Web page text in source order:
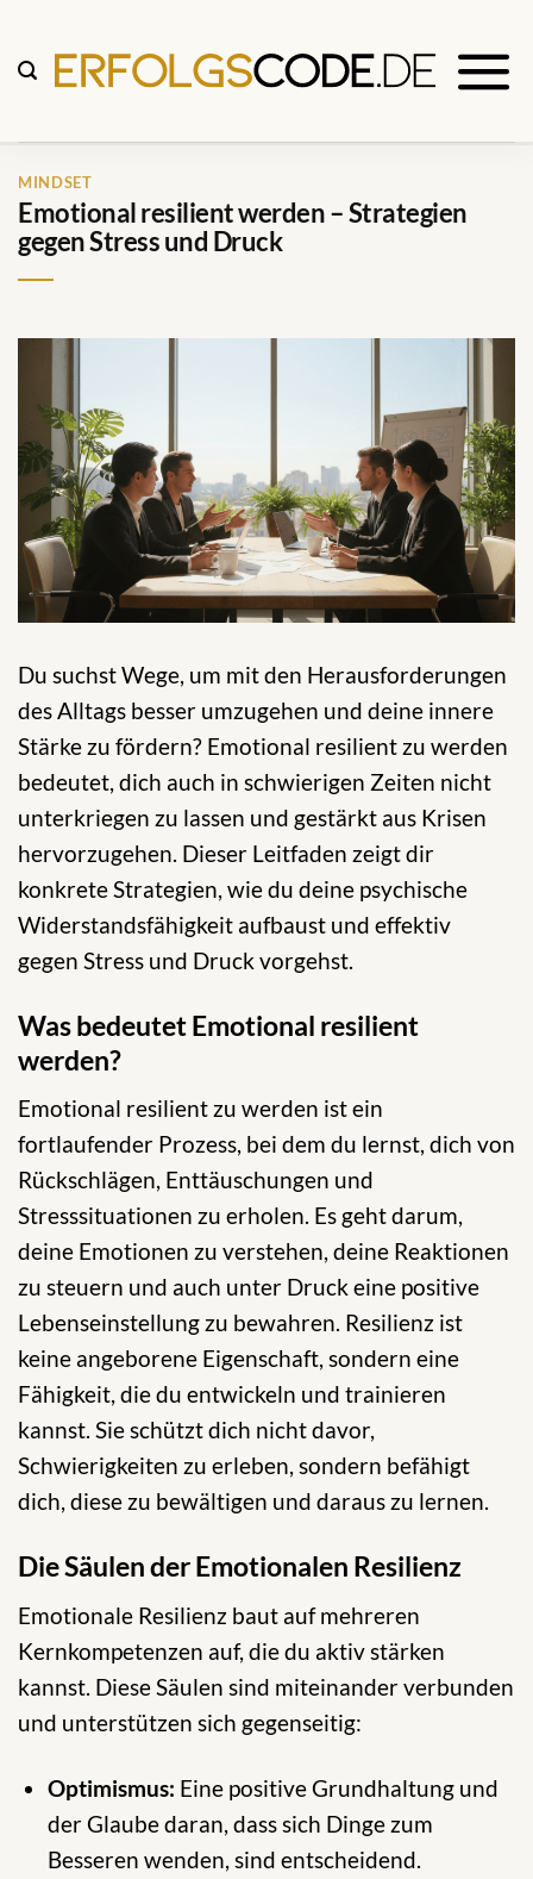
Inhalt
springen
MINDSET
Emotional resilient werden – Strategien
gegen Stress und Druck
Du suchst Wege, um mit den Herausforderungen
des Alltags besser umzugehen und deine innere
Stärke zu fördern? Emotional resilient zu werden
bedeutet, dich auch in schwierigen Zeiten nicht
unterkriegen zu lassen und gestärkt aus Krisen
hervorzugehen. Dieser Leitfaden zeigt dir
konkrete Strategien, wie du deine psychische
Widerstandsfähigkeit aufbaust und effektiv
gegen Stress und Druck vorgehst.
Was bedeutet Emotional resilient
werden?
Emotional resilient zu werden ist ein
fortlaufender Prozess, bei dem du lernst, dich von
Rückschlägen, Enttäuschungen und
Stresssituationen zu erholen. Es geht darum,
deine Emotionen zu verstehen, deine Reaktionen
zu steuern und auch unter Druck eine positive
Lebenseinstellung zu bewahren. Resilienz ist
keine angeborene Eigenschaft, sondern eine
Fähigkeit, die du entwickeln und trainieren
kannst. Sie schützt dich nicht davor,
Schwierigkeiten zu erleben, sondern befähigt
dich, diese zu bewältigen und daraus zu lernen.
Die Säulen der Emotionalen Resilienz
Emotionale Resilienz baut auf mehreren
Kernkompetenzen auf, die du aktiv stärken
kannst. Diese Säulen sind miteinander verbunden
und unterstützen sich gegenseitig:
Optimismus: Eine positive Grundhaltung und
der Glaube daran, dass sich Dinge zum
Besseren wenden, sind entscheidend.